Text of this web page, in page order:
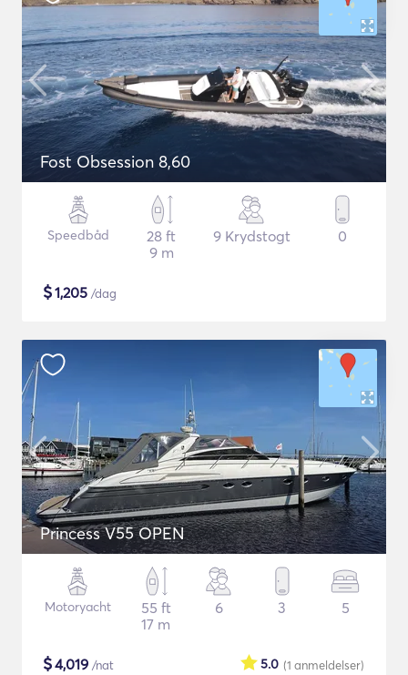
Fost Obsession 8,60
Speedbåd
28 ft
9 m
9 Krydstogt 0
$1,205 /dag
Princess V55 OPEN
Motoryacht
55 ft
17 m
6 3 5
$4,019 /nat (1 anmeldelser)
5.0